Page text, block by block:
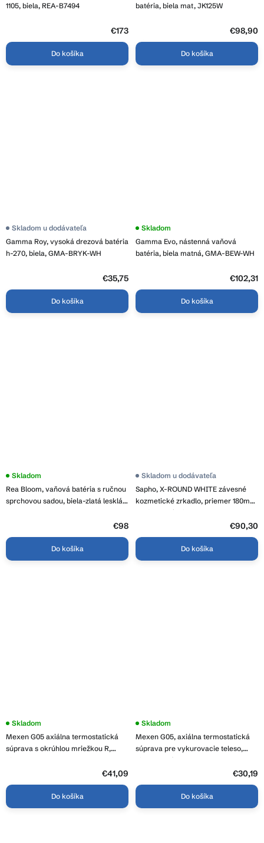
1105, biela, REA-B7494
€173
Do košíka
batéria, biela mat, JK125W
€98,90
Do košíka
Gamma Roy, vysoká drezová batéria
h-270, biela, GMA-BRYK-WH
Skladom u dodávateľa
€35,75
Do košíka
Gamma Evo, nástenná vaňová
batéria, biela matná, GMA-BEW-WH
Skladom
€102,31
Do košíka
Rea Bloom, vaňová batéria s ručnou
sprchovou sadou, biela-zlatá lesklá,
Skladom
€98
Do košíka
Sapho, X-ROUND WHITE závesné
kozmetické zrkadlo, priemer 180mm,
obojstranné, biela, XR006W
Skladom u dodávateľa
€90,30
Do košíka
Mexen G05 axiálna termostatická
súprava s okrúhlou mriežkou R,
Skladom
€41,09
Do košíka
Mexen G05, axiálna termostatická
súprava pre vykurovacie teleso,
biela matná, W903-958-20
Skladom
€30,19
Do košíka